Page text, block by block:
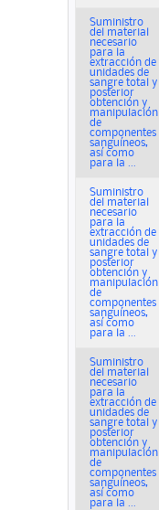
Suministro
del material
necesario
para la
extracción de
unidades de
sangre total y
posterior
obtención y
manipulación
de
componentes
sanguíneos,
así como
para la ...
Suministro
del material
necesario
para la
extracción de
unidades de
sangre total y
posterior
obtención y
manipulación
de
componentes
sanguíneos,
así como
para la ...
Suministro
del material
necesario
para la
extracción de
unidades de
sangre total y
posterior
obtención y
manipulación
de
componentes
sanguíneos,
así como
para la ...